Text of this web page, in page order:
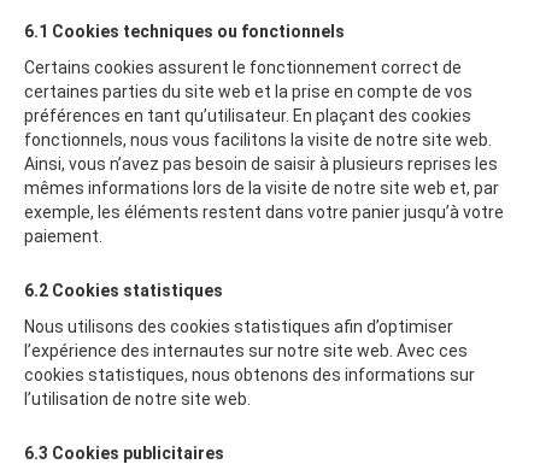
6.1 Cookies techniques ou fonctionnels
Certains cookies assurent le fonctionnement correct de
certaines parties du site web et la prise en compte de vos
préférences en tant qu’utilisateur. En plaçant des cookies
fonctionnels, nous vous facilitons la visite de notre site web.
Ainsi, vous n’avez pas besoin de saisir à plusieurs reprises les
mêmes informations lors de la visite de notre site web et, par
exemple, les éléments restent dans votre panier jusqu’à votre
paiement.
6.2 Cookies statistiques
Nous utilisons des cookies statistiques afin d’optimiser
l’expérience des internautes sur notre site web. Avec ces
cookies statistiques, nous obtenons des informations sur
l’utilisation de notre site web.
6.3 Cookies publicitaires